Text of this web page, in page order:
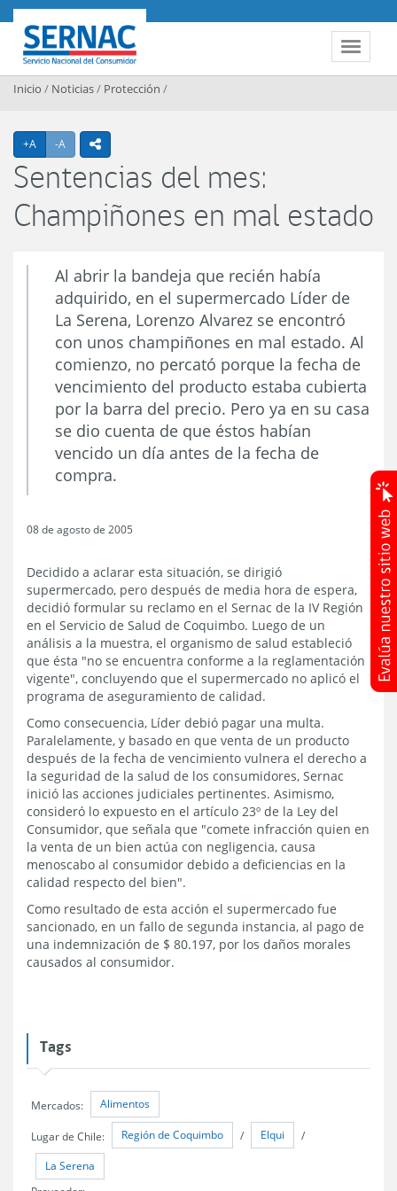
Contenido principal
Toggle
SERNAC
Inicio / Noticias/ Protección /
+A Agrandar texto
-A Achicar textoicono compartir
Sentencias del mes:
Champiñones en mal estado
Al abrir la bandeja que recién había
adquirido, en el supermercado Líder de
La Serena, Lorenzo Alvarez se encontró
con unos champiñones en mal estado. Al
comienzo, no percató porque la fecha de
vencimiento del producto estaba cubierta
por la barra del precio. Pero ya en su casa
se dio cuenta de que éstos habían
vencido un día antes de la fecha de
compra.
08 de agosto de 2005
Decidido a aclarar esta situación, se dirigió
supermercado, pero después de media hora de espera,
decidió formular su reclamo en el Sernac de la IV Región
en el Servicio de Salud de Coquimbo. Luego de un
análisis a la muestra, el organismo de salud estableció
que ésta "no se encuentra conforme a la reglamentación
vigente", concluyendo que el supermercado no aplicó el
programa de aseguramiento de calidad.
Como consecuencia, Líder debió pagar una multa.
Paralelamente, y basado en que venta de un producto
después de la fecha de vencimiento vulnera el derecho a
la seguridad de la salud de los consumidores, Sernac
inició las acciones judiciales pertinentes. Asimismo,
consideró lo expuesto en el artículo 23º de la Ley del
Consumidor, que señala que "comete infracción quien en
la venta de un bien actúa con negligencia, causa
menoscabo al consumidor debido a deficiencias en la
calidad respecto del bien".
Como resultado de esta acción el supermercado fue
sancionado, en un fallo de segunda instancia, al pago de
una indemnización de $ 80.197, por los daños morales
causados al consumidor.
Tags
Mercados: Alimentos
Lugar de Chile: Región de Coquimbo / Elqui /
La Serena